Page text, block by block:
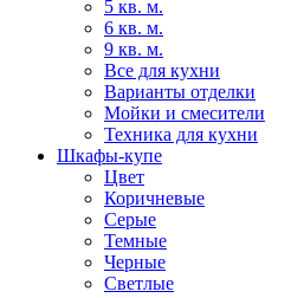
5 кв. м.
6 кв. м.
9 кв. м.
Все для кухни
Варианты отделки
Мойки и смесители
Техника для кухни
Шкафы-купе
Цвет
Коричневые
Серые
Темные
Черные
Светлые